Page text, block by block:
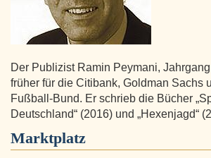
Der Publizist Ramin Peymani,
früher für die Citibank, Goldman Sachs
Fußball-Bund. Er schrieb die Bücher
Deutschland“ (2016) und „Hexenjagd“
Marktplatz